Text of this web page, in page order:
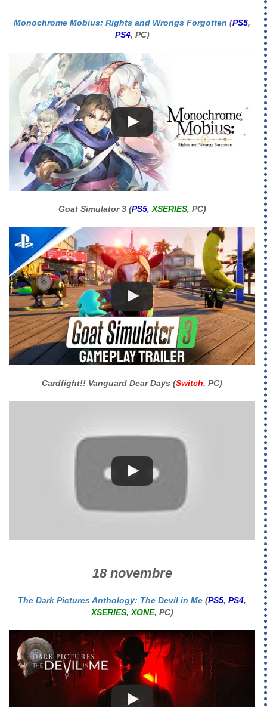
Monochrome Mobius: Rights and Wrongs Forgotten (PS5,
PS4, PC)
Goat Simulator 3 (PS5, XSERIES, PC)
Cardfight!! Vanguard Dear Days (Switch, PC)
18 novembre
The Dark Pictures Anthology: The Devil in Me (PS5, PS4,
XSERIES, XONE, PC)